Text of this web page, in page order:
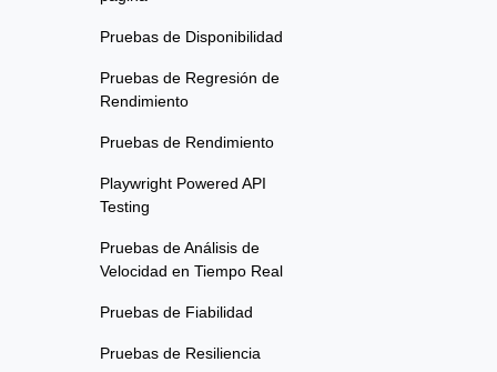
Pruebas de Disponibilidad
Pruebas de Regresión de
Rendimiento
Pruebas de Rendimiento
Playwright Powered API
Testing
Pruebas de Análisis de
Velocidad en Tiempo Real
Pruebas de Fiabilidad
Pruebas de Resiliencia